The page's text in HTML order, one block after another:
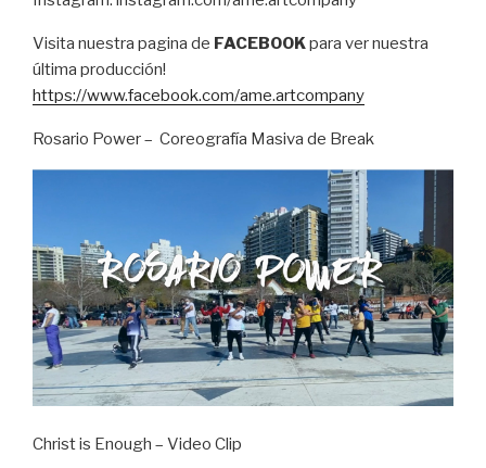
Visita nuestra pagina de FACEBOOKpara ver nuestra
última producción!
https://www.facebook.com/ame.artcompany
Rosario Power – Coreografía Masiva de Break
Christ is Enough – Video Clip